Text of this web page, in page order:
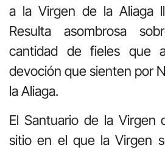
a la Virgen de la Aliaga
Resulta asombrosa
cantidad de fieles que
devoción que sienten por
la Aliaga.
El Santuario de la Virgen
sitio en el que la Virgen